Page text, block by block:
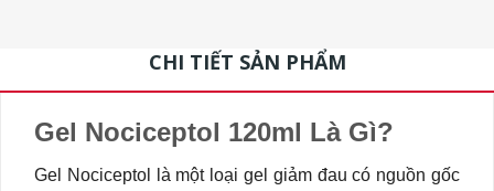
CHI TIẾT SẢN PHẨM
Gel Nociceptol 120ml Là Gì?
Gel Nociceptol là một loại gel giảm đau có nguồn gốc